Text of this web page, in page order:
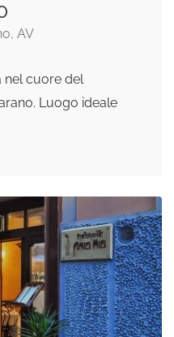
AV
nel cuore del
Luogo ideale